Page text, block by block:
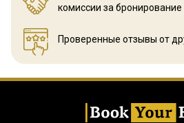
комиссии за бронирование
Проверенные отзывы от